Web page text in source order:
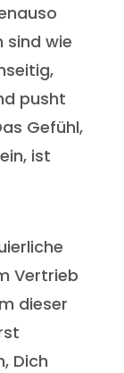
sind wie
pusht
Gefühl,
ist
Vertrieb
dieser
Dich